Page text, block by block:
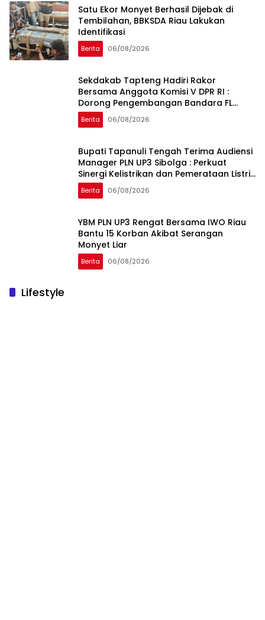
Satu Ekor Monyet Berhasil Dijebak di
Tembilahan, BBKSDA Riau Lakukan
Identifikasi
Berita 06/08/2026
Sekdakab Tapteng Hadiri Rakor
Bersama Anggota Komisi V DPR RI :
Dorong Pengembangan Bandara FL
Tobing dan Pelabuhan Sibolga
Berita 06/08/2026
Bupati Tapanuli Tengah Terima Audiensi
Manager PLN UP3 Sibolga : Perkuat
Sinergi Kelistrikan dan Pemerataan Listrik
Desa
Berita 06/08/2026
YBM PLN UP3 Rengat Bersama IWO Riau
Bantu 15 Korban Akibat Serangan
Monyet Liar
Berita 06/08/2026
Lifestyle